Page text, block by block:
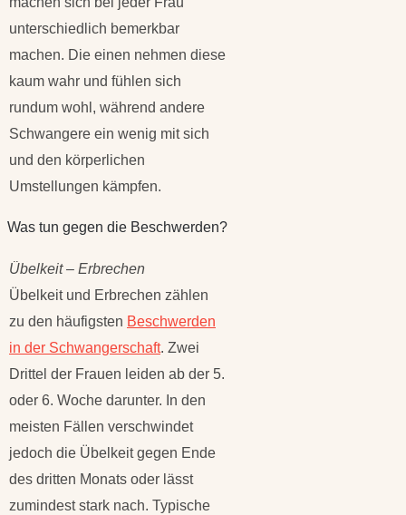
unterschiedlich bemerkbar
machen. Die einen nehmen diese
kaum wahr und fühlen sich
rundum wohl, während andere
Schwangere ein wenig mit sich
und den körperlichen
Umstellungen kämpfen.
Was tun gegen die Beschwerden?
Übelkeit – Erbrechen
Übelkeit und Erbrechen zählen
zu den häufigsten Beschwerden
in der Schwangerschaft. Zwei
Drittel der Frauen leiden ab der 5.
oder 6. Woche darunter. In den
meisten Fällen verschwindet
jedoch die Übelkeit gegen Ende
des dritten Monats oder lässt
zumindest stark nach. Typische